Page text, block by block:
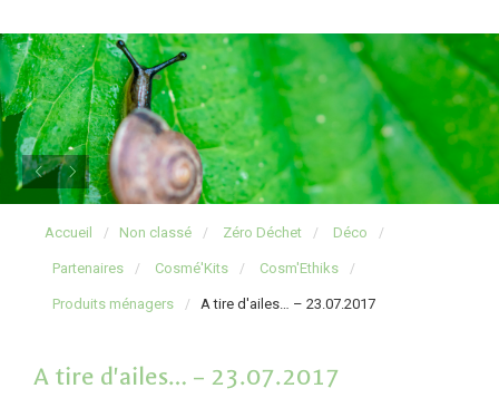
Accueil Non classé Zéro Déchet Déco
Partenaires Cosmé'Kits Cosm'Ethiks
Produits ménagers A tire d'ailes… – 23.07.2017
A tire d'ailes… – 23.07.2017